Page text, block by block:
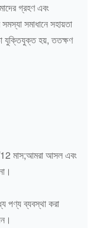
গ্রহণ এবং
সমাধানে সহায়তা
যুক্তিযুক্ত হয়, ততক্ষণ
12 মাস;আমরা আসল এবং
পণ্য ব্যবস্থা করা